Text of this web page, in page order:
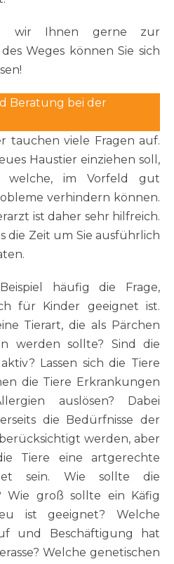
wir Ihnen gerne zur
Weges können Sie sich
Beratung bei der
tauchen viele Fragen auf.
Haustier einziehen soll,
welche, im Vorfeld gut
verhindern können.
ist daher sehr hilfreich.
die Zeit um Sie ausführlich
häufig die Frage,
für Kinder geeignet ist.
Tierart, die als Pärchen
werden sollte? Sind die
Lassen sich die Tiere
die Tiere Erkrankungen
auslösen? Dabei
die Bedürfnisse der
werden, aber
Tiere eine artgerechte
sein. Wie sollte die
Wie groß sollte ein Käfig
ist geeignet? Welche
und Beschäftigung hat
Welche genetischen